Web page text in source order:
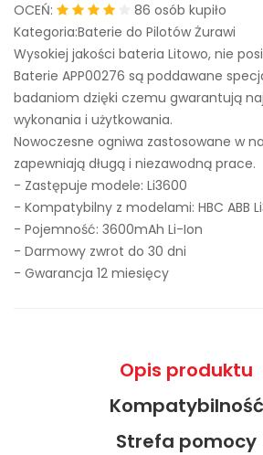
OCEŃ:
86 osób kupiło
Kategoria:Baterie do Pilotów Żurawi
Wysokiej jakości bateria Litowo, nie
Baterie APP00276 są poddawane
badaniom dzięki czemu gwarantują
wykonania i użytkowania.
Nowoczesne ogniwa zastosowane w
zapewniają długą i niezawodną prace.
- Zastępuje modele: Li3600
- Kompatybilny z modelami: HBC ABB
- Pojemność: 3600mAh Li-Ion
- Darmowy zwrot do 30 dni
- Gwarancja 12 miesięcy
Opis produktu
Kompatybilność
Strefa pomocy